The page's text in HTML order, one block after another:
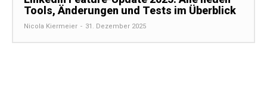
Tools, Änderungen und Tests im Überblick
Nicola Kiermeier - 31. Dezember 2025